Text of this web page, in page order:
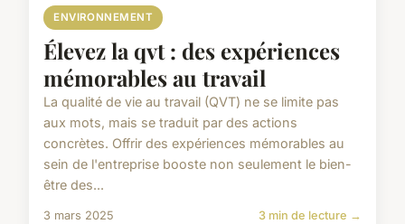
ENVIRONNEMENT
Élevez la qvt : des expériences
mémorables au travail
La qualité de vie au travail (QVT) ne se limite pas
aux mots, mais se traduit par des actions
concrètes. Offrir des expériences mémorables au
sein de l'entreprise booste non seulement le bien-
être des...
3 mars 2025 3 min de lecture →